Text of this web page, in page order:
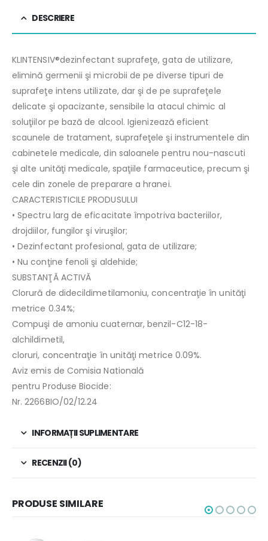
DESCRIERE
KLINTENSIV®dezinfectant suprafeţe, gata de utilizare,
elimină germenii şi microbii de pe diverse tipuri de
suprafeţe intens utilizate, dar şi de pe suprafeţele
delicate şi opacizante, sensibile la atacul chimic al
soluţiilor pe bază de alcool. Igienizează eficient
scaunele de tratament, suprafeţele şi instrumentele din
cabinetele medicale, din saloanele pentru nou-nascuti
şi alte unităţi medicale, spaţiile farmaceutice, precum şi
cele din zonele de preparare a hranei.
CARACTERISTICILE PRODUSULUI
• Spectru larg de eficacitate împotriva bacteriilor,
drojdiilor, fungilor şi viruşilor;
• Dezinfectant profesional, gata de utilizare;
• Nu conţine fenoli şi aldehide;
SUBSTANŢĂ ACTIVĂ
Clorură de didecildimetilamoniu, concentraţie în unităţi
metrice 0.34%;
Compuşi de amoniu cuaternar, benzil-C12-18-
alchildimetil,
cloruri, concentraţie în unităţi metrice 0.09%.
Aviz emis de Comisia Natională
pentru Produse Biocide:
Nr. 2266BIO/02/12.24
INFORMAȚII SUPLIMENTARE
RECENZII (0)
PRODUSE SIMILARE